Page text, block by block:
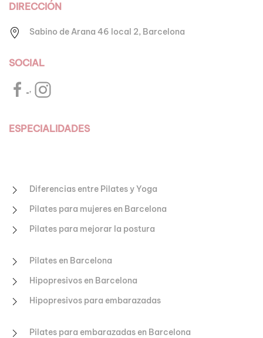
DIRECCIÓN
Sabino de Arana 46 local 2, Barcelona
SOCIAL
,
ESPECIALIDADES
Diferencias entre Pilates y Yoga
Pilates para mujeres en Barcelona
Pilates para mejorar la postura
Pilates en Barcelona
Hipopresivos en Barcelona
Hipopresivos para embarazadas
Pilates para embarazadas en Barcelona